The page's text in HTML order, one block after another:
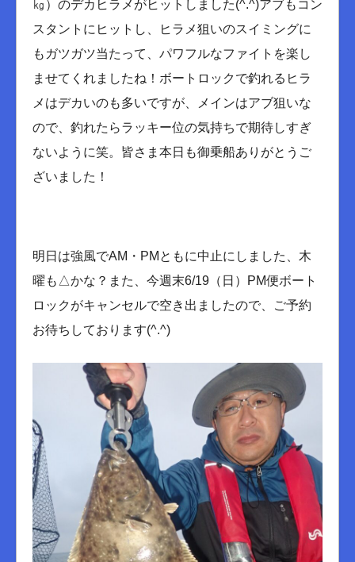
㎏）のデカヒラメがヒットしました(^.^)アブもコン
スタントにヒットし、ヒラメ狙いのスイミングに
もガツガツ当たって、パワフルなファイトを楽し
ませてくれましたね！ボートロックで釣れるヒラ
メはデカいのも多いですが、メインはアブ狙いな
ので、釣れたらラッキー位の気持ちで期待しすぎ
ないように笑。皆さま本日も御乗船ありがとうご
ざいました！
明日は強風でAM・PMともに中止にしました、木
曜も△かな？また、今週末6/19（日）PM便ボート
ロックがキャンセルで空き出ましたので、ご予約
お待ちしております(^.^)